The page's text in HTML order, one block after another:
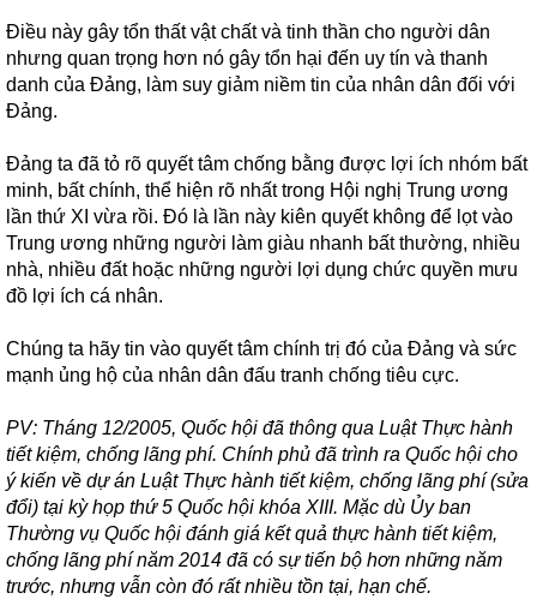
Điều này gây tổn thất vật chất và tinh thần cho người dân
nhưng quan trọng hơn nó gây tổn hại đến uy tín và thanh
danh của Đảng, làm suy giảm niềm tin của nhân dân đối với
Đảng.
Đảng ta đã tỏ rõ quyết tâm chống bằng được lợi ích nhóm bất
minh, bất chính, thể hiện rõ nhất trong Hội nghị Trung ương
lần thứ XI vừa rồi. Đó là lần này kiên quyết không để lọt vào
Trung ương những người làm giàu nhanh bất thường, nhiều
nhà, nhiều đất hoặc những người lợi dụng chức quyền mưu
đồ lợi ích cá nhân.
Chúng ta hãy tin vào quyết tâm chính trị đó của Đảng và sức
mạnh ủng hộ của nhân dân đấu tranh chống tiêu cực.
PV: Tháng 12/2005, Quốc hội đã thông qua Luật Thực hành
tiết kiệm, chống lãng phí. Chính phủ đã trình ra Quốc hội cho
ý kiến về dự án Luật Thực hành tiết kiệm, chống lãng phí (sửa
đổi) tại kỳ họp thứ 5 Quốc hội khóa XIII. Mặc dù Ủy ban
Thường vụ Quốc hội đánh giá kết quả thực hành tiết kiệm,
chống lãng phí năm 2014 đã có sự tiến bộ hơn những năm
trước, nhưng vẫn còn đó rất nhiều tồn tại, hạn chế.